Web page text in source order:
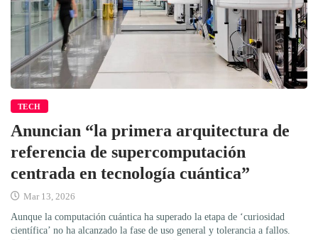
TECH
Anuncian “la primera arquitectura de
referencia de supercomputación
centrada en tecnología cuántica”
Mar 13, 2026
Aunque la computación cuántica ha superado la etapa de ‘curiosidad
científica’ no ha alcanzado la fase de uso general y tolerancia a fallos.